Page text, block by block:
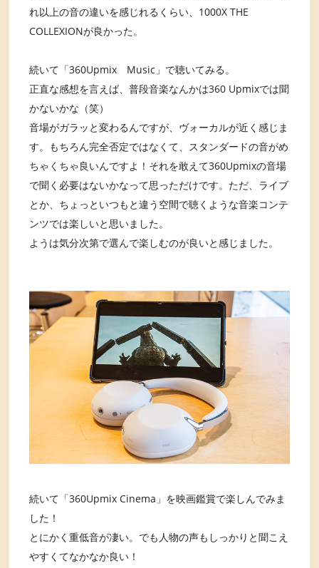
れ以上の音の違いを感じれるくらい、1000X THE
COLLEXIONが良かった。
続いて「360Upmix Music」で聴いてみる。
正直な感想を言えば、普段音楽なんかは360 Upmixでは聞
かないかな（笑）
音場がガラッと変わるんですが、ヴォーカルが近く感じま
す。もちろん完全否定ではなくて、スタンダードの音がめ
ちゃくちゃ良いんですよ！それを敢えて360Upmixの音場
で聞く必要はないかなって思っただけです。ただ、ライブ
とか、ちょっといつもと違う空間で聴くような音楽コンテ
ンツでは楽しいと思いました。
ようは気分次第で選んで楽しむのが良いと感じました。
続いて「360Upmix Cinema」を映画鑑賞で楽しんでみま
した！
とにかく重低音が凄い。でも人物の声もしっかりと聞こえ
やすくてなかなか良い！